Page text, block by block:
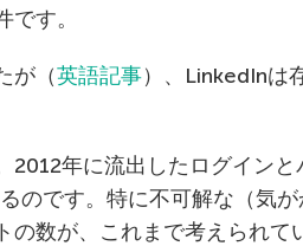
す。
が（英語記事）、LinkedInは
2012年に流出したログイン
のです。特に不可解な（気が
の数が、これまで考えられて